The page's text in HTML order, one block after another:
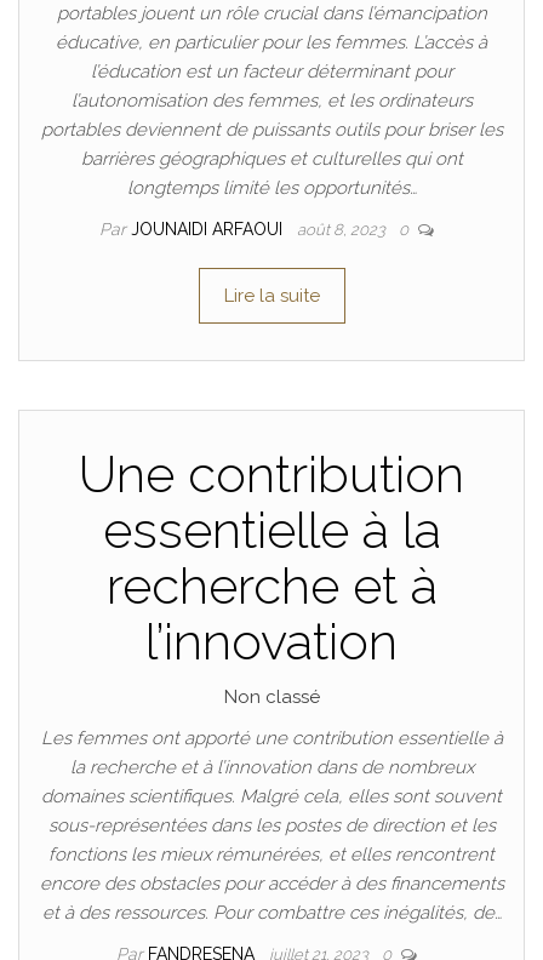
portables jouent un rôle crucial dans l’émancipation
éducative, en particulier pour les femmes. L’accès à
l’éducation est un facteur déterminant pour
l’autonomisation des femmes, et les ordinateurs
portables deviennent de puissants outils pour briser les
barrières géographiques et culturelles qui ont
longtemps limité les opportunités…
ParJOUNAIDI ARFAOUI août 8, 2023 0
Lire la suite
Une contribution
essentielle à la
recherche et à
l’innovation
Non classé
Les femmes ont apporté une contribution essentielle à
la recherche et à l’innovation dans de nombreux
domaines scientifiques. Malgré cela, elles sont souvent
sous-représentées dans les postes de direction et les
fonctions les mieux rémunérées, et elles rencontrent
encore des obstacles pour accéder à des financements
et à des ressources. Pour combattre ces inégalités, de…
Par FANDRESENA juillet 21, 2023 0